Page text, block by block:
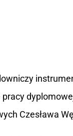
Czesława